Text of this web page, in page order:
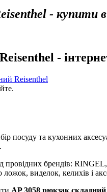
- купити в
-
Reisenthel
посуду та кухонних
провідних брендів:
виделок, келихів і
AP 3058 рюкзак